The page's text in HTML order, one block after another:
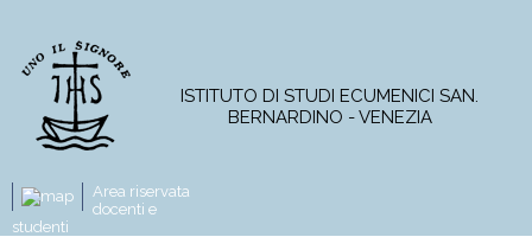
ISTITUTO DI STUDI ECUMENICI SAN.
BERNARDINO - VENEZIA
Area riservata
docenti e
studenti